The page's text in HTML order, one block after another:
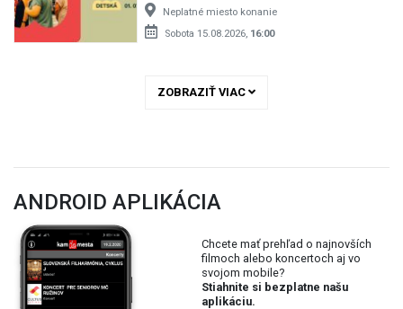
Neplatné miesto konanie
Sobota 15.08.2026, 16:00
ZOBRAZIŤ VIAC
ANDROID APLIKÁCIA
Chcete mať prehľad o najnovších
filmoch alebo koncertoch aj vo
svojom mobile?
Stiahnite si bezplatne našu
aplikáciu.